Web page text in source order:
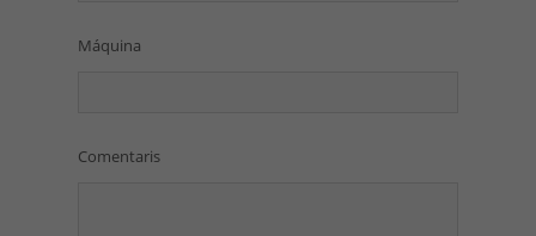
Máquina
Comentaris